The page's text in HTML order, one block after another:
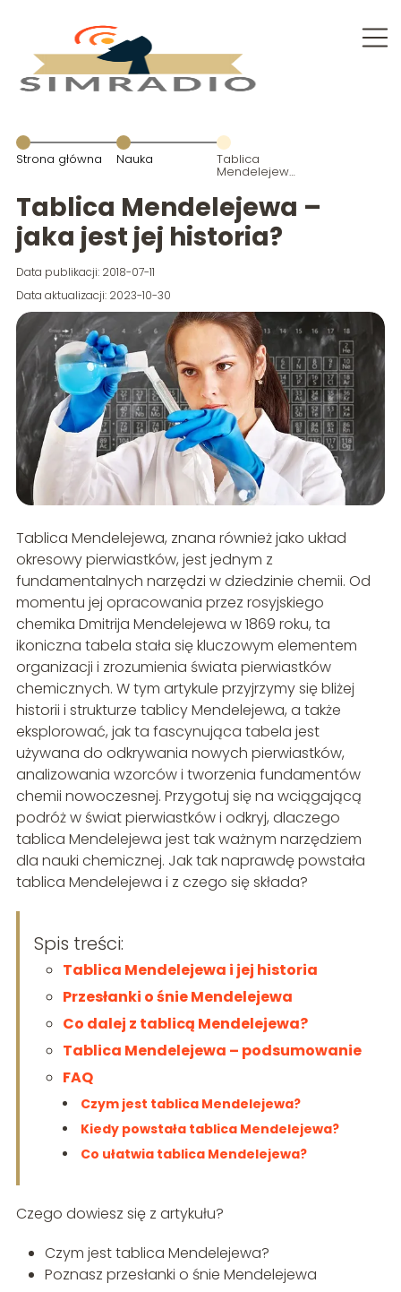
Strona główna Nauka Tablica
Mendelejewa
– jaka jest jej
historia?
Tablica Mendelejewa –
jaka jest jej historia?
Data publikacji: 2018-07-11
Data aktualizacji: 2023-10-30
Tablica Mendelejewa, znana również jako układ
okresowy pierwiastków, jest jednym z
fundamentalnych narzędzi w dziedzinie chemii. Od
momentu jej opracowania przez rosyjskiego
chemika Dmitrija Mendelejewa w 1869 roku, ta
ikoniczna tabela stała się kluczowym elementem
organizacji i zrozumienia świata pierwiastków
chemicznych. W tym artykule przyjrzymy się bliżej
historii i strukturze tablicy Mendelejewa, a także
eksplorować, jak ta fascynująca tabela jest
używana do odkrywania nowych pierwiastków,
analizowania wzorców i tworzenia fundamentów
chemii nowoczesnej. Przygotuj się na wciągającą
podróż w świat pierwiastków i odkryj, dlaczego
tablica Mendelejewa jest tak ważnym narzędziem
dla nauki chemicznej. Jak tak naprawdę powstała
tablica Mendelejewa i z czego się składa?
Spis treści:
Tablica Mendelejewa i jej historia
Przesłanki o śnie Mendelejewa
Co dalej z tablicą Mendelejewa?
Tablica Mendelejewa – podsumowanie
FAQ
Czym jest tablica Mendelejewa?
Kiedy powstała tablica Mendelejewa?
Co ułatwia tablica Mendelejewa?
Czego dowiesz się z artykułu?
Czym jest tablica Mendelejewa?
Poznasz przesłanki o śnie Mendelejewa